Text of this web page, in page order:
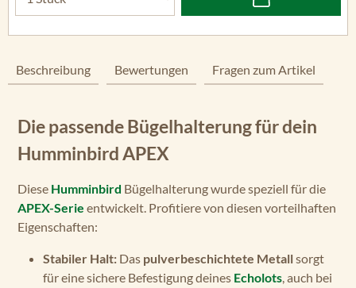
Beschreibung Bewertungen Fragen zum Artikel
Die passende Bügelhalterung für dein
Humminbird APEX
Diese Humminbird Bügelhalterung wurde speziell für die
APEX-Serie entwickelt. Profitiere von diesen vorteilhaften
Eigenschaften:
Stabiler Halt: Das pulverbeschichtete Metallsorgt
für eine sichere Befestigung deines Echolots, auch bei